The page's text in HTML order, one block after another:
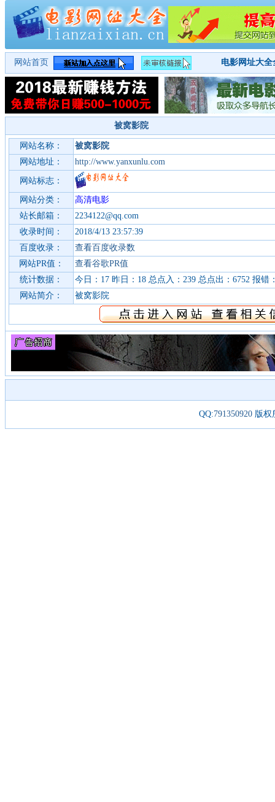
网站首页 电影网址大
被窝影院
网站名称：
被窝影院
网站地址：
http://www.yanxunlu.com
网站标志：
网站分类：
高清电影
站长邮箱：
2234122@qq.com
收录时间：
2018/4/13 23:57:39
百度收录：
查看百度收录数
网站PR值：
查看谷歌PR值
统计数据：
今日：17 昨日：18 总点入：239 总点出：6752 报错
网站简介：
被窝影院
QQ:791350920 版权